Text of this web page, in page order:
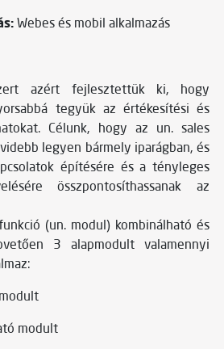
Webes és mobil alkalmazás
azért fejlesztettük ki, hogy
tegyük az értékesítési és
Célunk, hogy az un. sales
legyen bármely iparágban, és
építésére és a tényleges
összpontosíthassanak az
(un. modul) kombinálható és
3 alapmodult valamennyi
modult